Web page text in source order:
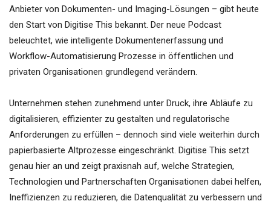
Anbieter von Dokumenten- und Imaging-Lösungen – gibt heute
den Start von Digitise This bekannt. Der neue Podcast
beleuchtet, wie intelligente Dokumentenerfassung und
Workflow-Automatisierung Prozesse in öffentlichen und
privaten Organisationen grundlegend verändern.
Unternehmen stehen zunehmend unter Druck, ihre Abläufe zu
digitalisieren, effizienter zu gestalten und regulatorische
Anforderungen zu erfüllen – dennoch sind viele weiterhin durch
papierbasierte Altprozesse eingeschränkt. Digitise This setzt
genau hier an und zeigt praxisnah auf, welche Strategien,
Technologien und Partnerschaften Organisationen dabei helfen,
Ineffizienzen zu reduzieren, die Datenqualität zu verbessern und